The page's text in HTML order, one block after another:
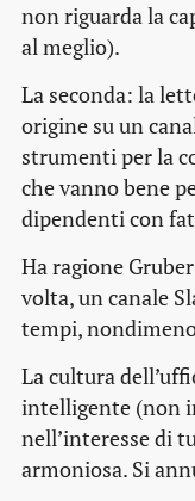
non riguarda la
al meglio).
La seconda: la
origine su un
strumenti per la
che vanno bene
dipendenti con
Ha ragione
volta, un canale
tempi,
La cultura
intelligente (non
nell’interesse di
armoniosa. Si